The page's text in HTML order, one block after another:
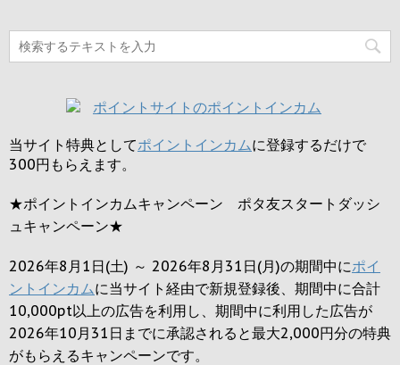
当サイト特典としてポイントインカムに登録するだけで
300円 もらえます。
★ポイントインカムキャンペーン ポタ友スタートダッシ
ュキャンペーン★
2026年8月1日(土) ～ 2026年8月31日(月)の期間中にポイ
ントインカムに当サイト経由で新規登録後、期間中に合計
10,000pt以上の広告を利用し、期間中に利用した広告が
2026年10月31日までに承認されると最大2,000円分の特典
がもらえるキャンペーンです。